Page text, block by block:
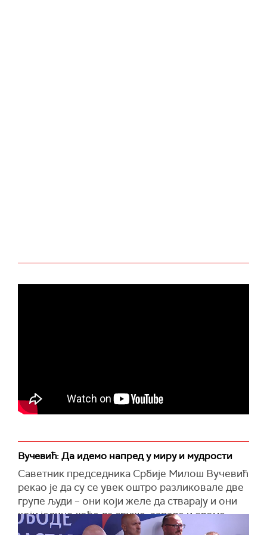
Вучевић: Да идемо напред у миру и мудрости
Саветник председника Србије Милош Вучевић
рекао је да су се увек оштро разликовале две
групе људи – они који желе да стварају и они
који једино хоће да сруше, запале и сломе.